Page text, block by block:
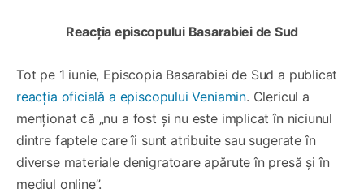
Reacția episcopului Basarabiei de Sud
Tot pe 1 iunie, Episcopia Basarabiei de Sud a publicat
reacția oficială a episcopului Veniamin. Clericul a
menționat că „nu a fost și nu este implicat în niciunul
dintre faptele care îi sunt atribuite sau sugerate în
diverse materiale denigratoare apărute în presă și în
mediul online”.